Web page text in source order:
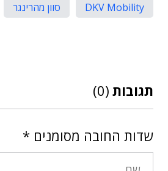
DKV Mobility
סוון מהרינגר
תגובות (0)
שדות החובה מסומנים *